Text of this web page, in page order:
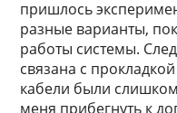
пришлось
разные варианты,
работы системы.
связана с
кабели были
меня прибегнуть к